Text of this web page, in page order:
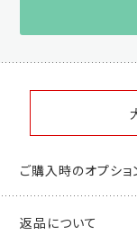
ご購入時のオプショ
返品について